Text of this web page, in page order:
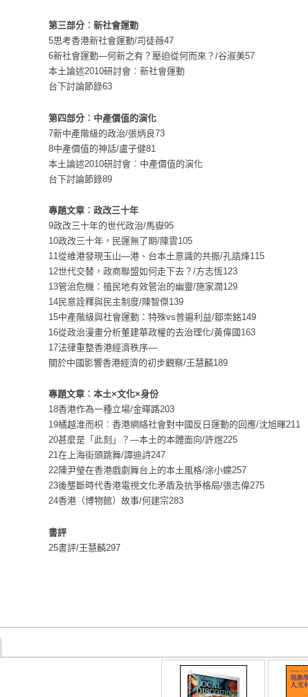
第三部分︰新社會運動
5思考香港新社會運動/司徒薇47
6新社會運動—何新之有？壓迫從何而來？/谷淑美57
本土論述2010研討會︰新社會運動
台下討論節錄63
第四部分︰中產價值的演化
7新中產階級的政治/張炳良73
8中產價值的神話/盧子健81
本土論述2010研討會︰中產價值的演化
台下討論節錄89
專題文章︰政改三十年
9政改三十年的世代政治/馬嶽95
10政改三十年，民運無了期/陳雲105
11從維港發現玉山—港、台本土意識的共振/孔誥烽115
12世代交替，政商聯盟如何走下去？/方志恆123
13管治危機：殖民地有效管治的幽靈/施家潤129
14民意詮釋與民主制度/陳智傑139
15中產階級與社會運動：特殊vs普遍利益/鄒崇銘149
16從政治漫畫分析董建華政權的去治理化/黃偉國163
17法律重整香港經濟秩序—
關於中國影響香港經濟的初步觀察/王慧麟189
專題文章︰本土×文化×身份
18香港作為一種立場/金曄路203
19橘越淮而枳︰香港網絡社會對中國反日運動的回應/沈旭暉211
20甚麼是「此刻」？—本土的本體面向/許煜225
21在上海街頭跳舞/譚迪詩247
22陳尹瑩在香港戲劇舞台上的本土風格/涂小蝶257
23後壟斷時代香港電視文化矛盾及抗爭格局/張志偉275
24香港（博物館）故事/何建宗283
書評
25書評/王慧麟297